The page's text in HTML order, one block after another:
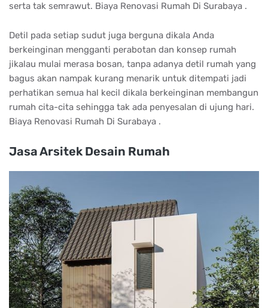
serta tak semrawut. Biaya Renovasi Rumah Di Surabaya .
Detil pada setiap sudut juga berguna dikala Anda
berkeinginan mengganti perabotan dan konsep rumah
jikalau mulai merasa bosan, tanpa adanya detil rumah yang
bagus akan nampak kurang menarik untuk ditempati jadi
perhatikan semua hal kecil dikala berkeinginan membangun
rumah cita-cita sehingga tak ada penyesalan di ujung hari.
Biaya Renovasi Rumah Di Surabaya .
Jasa Arsitek Desain Rumah